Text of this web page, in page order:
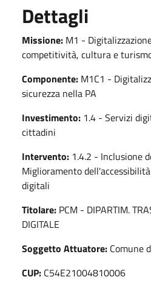
Dettagli
Missione: M1 -
competitività, cultura e
Componente: M1C1 -
sicurezza nella PA
Investimento: 1.4 - Servizi
cittadini
Intervento: 1.4.2 - Inclusione
Miglioramento
digitali
Titolare: PCM - DIPARTIM.
DIGITALE
Soggetto Attuatore: Comune
CUP: C54E21004810006